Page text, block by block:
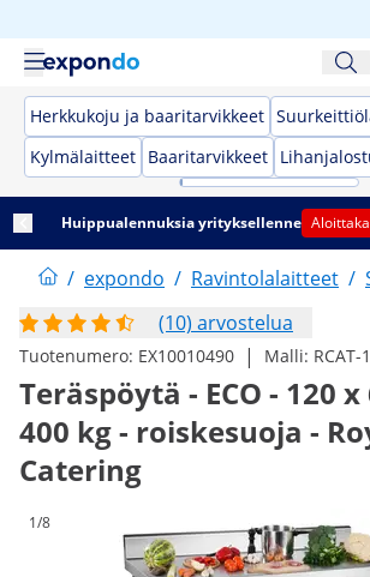
Herkkukoju ja baaritarvikkeet
Kylmälaitteet Baaritarvikkeet
Huippualennuksia yrityksellenne
/ expondo / Ravintolalaitteet /
(10) arvostelua
Tuotenumero: EX10010490 | Malli: RCAT-
Teräspöytä - ECO - 120 x
400 kg - roiskesuoja -
Catering
1/8